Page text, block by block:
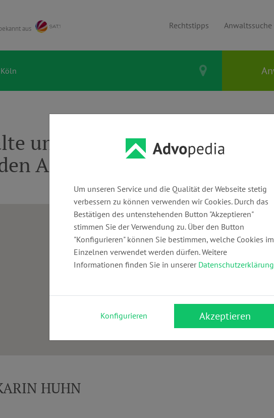
aus Rechtstipps Anwaltssuche
und Kanzleien in Köln:
Anwalt finden
HUHN
Um unseren Service und die Qualität der Webseite stetig
verbessern zu können verwenden wir Cookies. Durch das
Bestätigen des untenstehenden Button "Akzeptieren"
stimmen Sie der Verwendung zu. Über den Button
"Konfigurieren" können Sie bestimmen, welche Cookies im
Einzelnen verwendet werden dürfen. Weitere
Informationen finden Sie in unserer Datenschutzerklärung
Konfigurieren Akzeptieren